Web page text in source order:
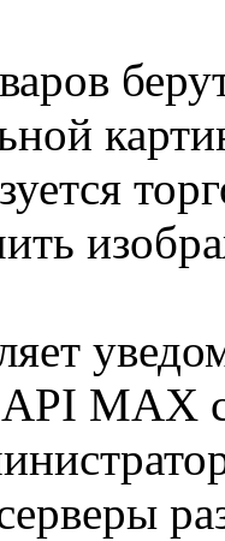
API MAX